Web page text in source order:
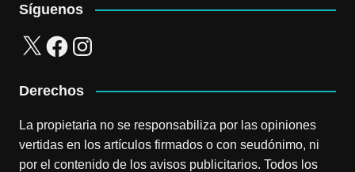
Síguenos
X FacebookInstagram
Derechos
La propietaria no se responsabiliza por las opiniones
vertidas en los artículos firmados o con seudónimo, ni
por el contenido de los avisos publicitarios. Todos los